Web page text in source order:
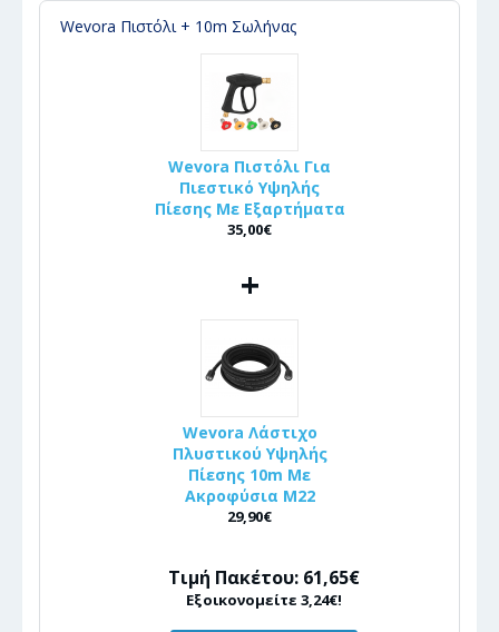
Wevora Πιστόλι + 10m Σωλήνας
Wevora Πιστόλι Για
Πιεστικό Υψηλής
Πίεσης Με Εξαρτήματα
35,00€
+
Wevora Λάστιχο
Πλυστικού Υψηλής
Πίεσης 10m Με
Ακροφύσια Μ22
29,90€
Τιμή Πακέτου: 61,65€
Εξοικονομείτε 3,24€!